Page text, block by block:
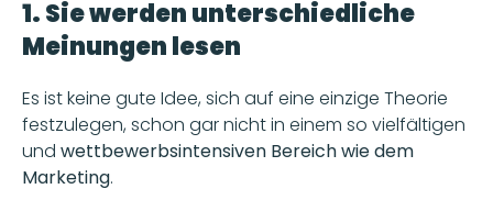
1. Sie werden unterschiedliche
Meinungen lesen
Es ist keine gute Idee, sich auf eine einzige Theorie
festzulegen, schon gar nicht in einem so vielfältigen
und wettbewerbsintensiven Bereich wie dem
Marketing.